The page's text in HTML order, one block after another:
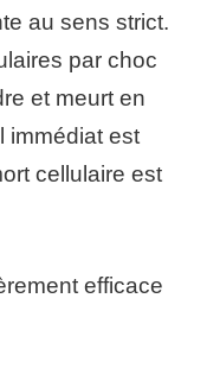
au sens strict.
par choc
et meurt en
immédiat est
cellulaire est
efficace